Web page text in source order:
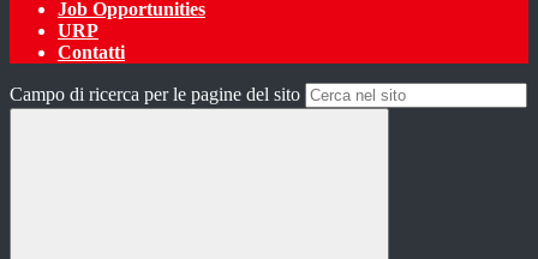
Job Opportunities
URP
Contatti
Campo di ricerca per le pagine del sito